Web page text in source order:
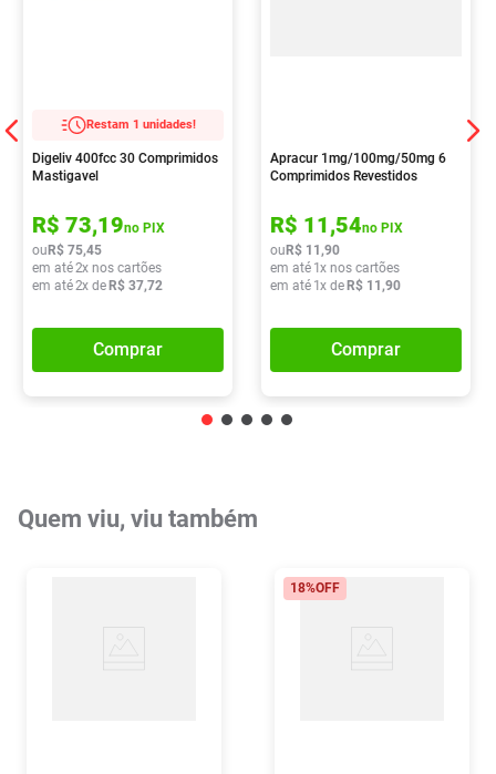
Restam 1 unidades!
Digeliv 400fcc 30 Comprimidos
Mastigavel
R$ 73,19no PIX
ou R$ 75,45
em até2x nos cartões
em até2x de R$ 37,72
Comprar
Apracur 1mg/100mg/50mg 6
Comprimidos Revestidos
R$ 11,54no PIX
ou R$ 11 ,90
em até 1x nos cartões
em até 1x de R$ 11 ,90
Comprar
Quem viu, viu também
18%OFF